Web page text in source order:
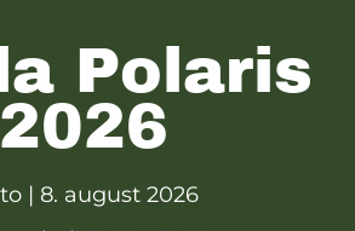
Polaris
2026
| 8. august 2026